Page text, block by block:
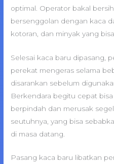
optimal. Operator bakal
bersenggolan dengan kaca
kotoran, dan minyak yang
Selesai kaca baru dipasang,
perekat mengeras selama
disarankan sebelum
Berkendara begitu cepat
berpindah dan merusak
seutuhnya, yang bisa
di masa datang.
Pasang kaca baru libatkan